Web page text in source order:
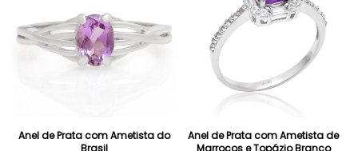
Anel de Prata com Ametista do
Brasil
Anel de Prata com Ametista de
Marrocos e Topázio Branco